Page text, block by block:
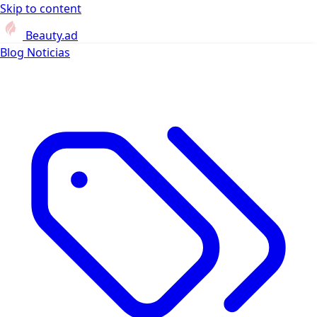
Skip to content
Beauty.ad
Blog Noticias